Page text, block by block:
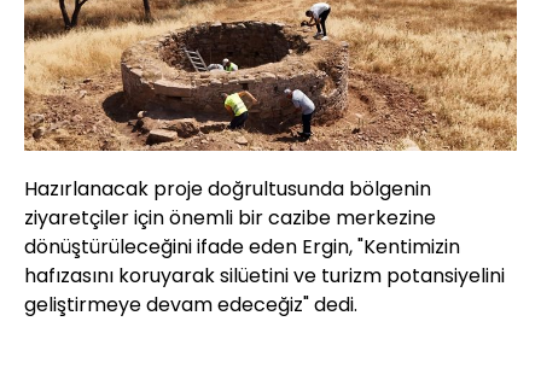
Hazırlanacak proje doğrultusunda bölgenin
ziyaretçiler için önemli bir cazibe merkezine
dönüştürüleceğini ifade eden Ergin, "Kentimizin
hafızasını koruyarak silüetini ve turizm potansiyelini
geliştirmeye devam edeceğiz" dedi.